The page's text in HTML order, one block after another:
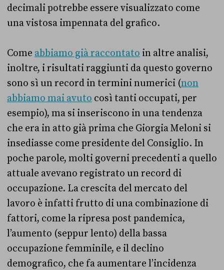
decimali potrebbe essere visualizzato come
una vistosa impennata del grafico.
Come abbiamo già raccontato in altre analisi,
inoltre, i risultati raggiunti da questo governo
sono sì un record in termini numerici (non
abbiamo mai avuto così tanti occupati, per
esempio), ma si inseriscono in una tendenza
che era in atto già prima che Giorgia Meloni si
insediasse come presidente del Consiglio. In
poche parole, molti governi precedenti a quello
attuale avevano registrato un record di
occupazione. La crescita del mercato del
lavoro è infatti frutto di una combinazione di
fattori, come la ripresa post pandemica,
l’aumento (seppur lento) della bassa
occupazione femminile, e il declino
demografico, che fa aumentare l’incidenza